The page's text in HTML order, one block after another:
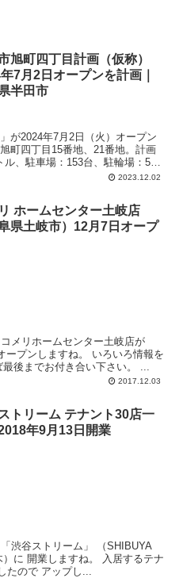
旭町四丁目計画（仮称）
7月2日オープンを計画｜
半田市
が2024年7月2日（火）オープン
町四丁目15番地、21番地。計画
、駐車場：153台、駐輪場：55
2023.12.02
ホームセンター土岐店
阜県土岐市）12月7日オープ
すね。 いろいろ情報を
収集してみました。 よろしければ最後までお付き合い下さい。 ...
2017.12.03
トリーム テナント30店一
年9月13日開業
しますね。 入居するテナ
たので アップし...